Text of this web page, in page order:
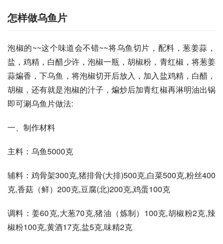
怎样做乌鱼片
泡椒的~~这个味道会不错~~将乌鱼切片，配料，葱姜蒜，
盐，鸡精，白醋少许，泡椒一瓶，胡椒粉，青红椒，将葱姜
蒜煸香，下乌鱼，将泡椒切开后放入，加入盐鸡精，白醋，
胡椒，还有就是泡椒的汁子，煸炒后加青红椒再淋明油出锅
即可涮乌鱼片做法:
一、制作材料
主料：乌鱼5000克
辅料：鸡骨架300克,猪排骨(大排)500克,白菜500克,粉丝400
克,香菇（鲜）200克,豆腐(北)200克,鸡蛋100克
调料：姜60克,大葱70克,猪油（炼制）100克,胡椒粉2克,辣
椒粉100克,黄酒17克,盐5克,味精2克